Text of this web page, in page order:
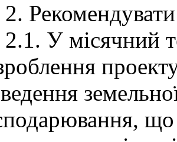
2.
2.1. У місячний
що